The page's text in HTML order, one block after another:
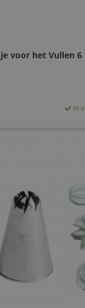
voor het Vullen 6
In